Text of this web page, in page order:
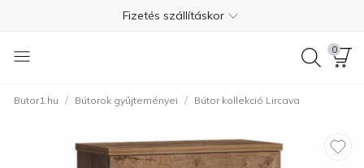
Fizetés szállításkor
4.7
Ingyenes kiszállítás Magyarországon
0
Butor1.hu / Bútorok gyűjteményei / Bútor kollekció Lircava